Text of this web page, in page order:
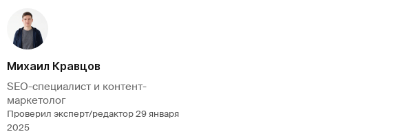
Михаил Кравцов
SEO-специалист и контент-
маркетолог
Проверил эксперт/редактор29 января
2025